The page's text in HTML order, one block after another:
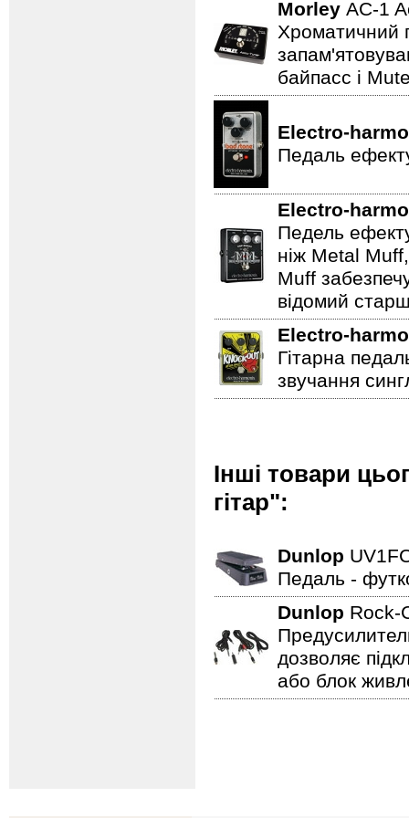
Morley AC-1
Хроматичний
байпасс і
Electro-
Педаль
Electro-
Педель
ніж Metal
Muff
відомий
Electro-
Гітарна
звучання
Інші товари
гітар":
Dunlop
Педаль -
Dunlop Rock-
дозволяє
або блок